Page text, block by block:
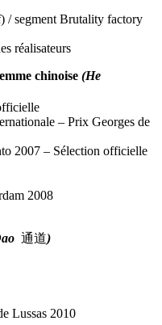
/ segment Brutality factory
réalisateurs
chinoise (He
– Prix Georges de
2007 – Sélection officielle
2008
通道)
Lussas 2010